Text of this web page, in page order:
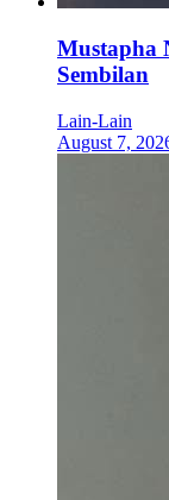
Mustapha
Sembilan
Lain-Lain
August 7,